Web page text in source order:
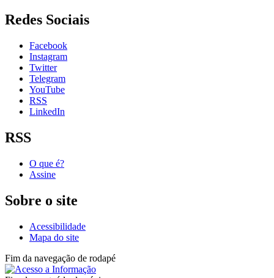
Redes Sociais
Facebook
Instagram
Twitter
Telegram
YouTube
RSS
LinkedIn
RSS
O que é?
Assine
Sobre o site
Acessibilidade
Mapa do site
Fim da navegação de rodapé